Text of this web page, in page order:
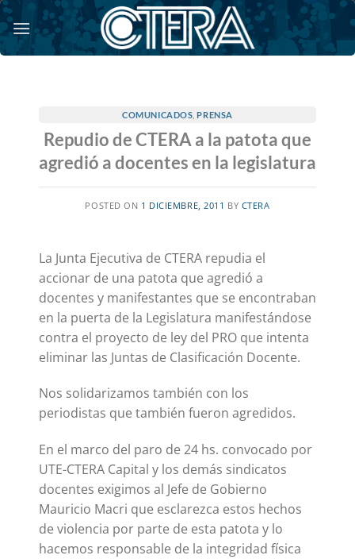
Saltar
al
contenido
COMUNICADOS ,PRENSA
Repudio de CTERA a la patota que
agredió a docentes en la legislatura
POSTED ON 1 DICIEMBRE, 2011 BY CTERA
La Junta Ejecutiva de CTERA repudia el
accionar de una patota que agredió a
docentes y manifestantes que se encontraban
en la puerta de la Legislatura manifestándose
contra el proyecto de ley del PRO que intenta
eliminar las Juntas de Clasificación Docente.
Nos solidarizamos también con los
periodistas que también fueron agredidos.
En el marco del paro de 24 hs. convocado por
UTE-CTERA Capital y los demás sindicatos
docentes exigimos al Jefe de Gobierno
Mauricio Macri que esclarezca estos hechos
de violencia por parte de esta patota y lo
hacemos responsable de la integridad física